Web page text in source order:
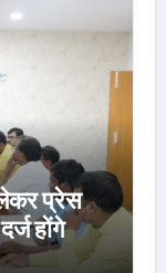
लेकर प्रेस
होंगे